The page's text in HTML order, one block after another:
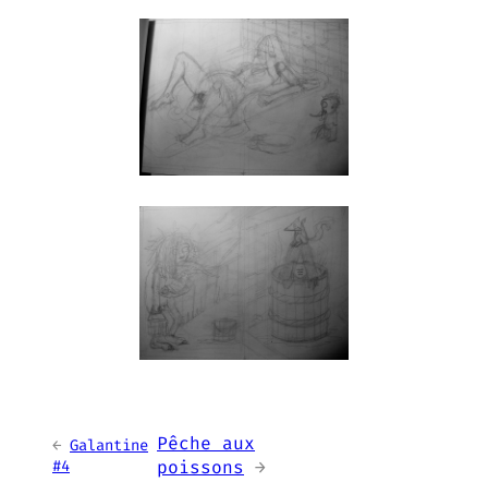
← Galantine
#4
Pêche aux
poissons →